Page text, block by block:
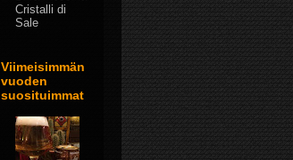
Cristalli di
Sale
Viimeisimmän
vuoden
suosituimmat